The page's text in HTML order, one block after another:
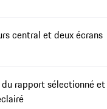
central et deux écrans
rapport sélectionné et